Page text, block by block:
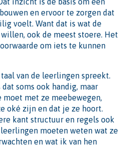
en ervoor te zorgen dat
voelt. Want dat is wat de
ook de meest stoere. Het
om iets te kunnen
van de leerlingen spreekt.
soms ook handig, maar
met ze meebewegen,
oké zijn en dat je ze hoort.
kant structuur en regels ook
moeten weten wat ze
en wat ik van hen